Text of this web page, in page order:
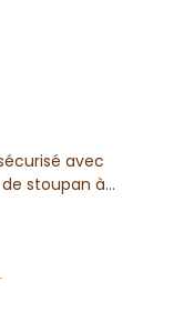
avec
stoupan à...